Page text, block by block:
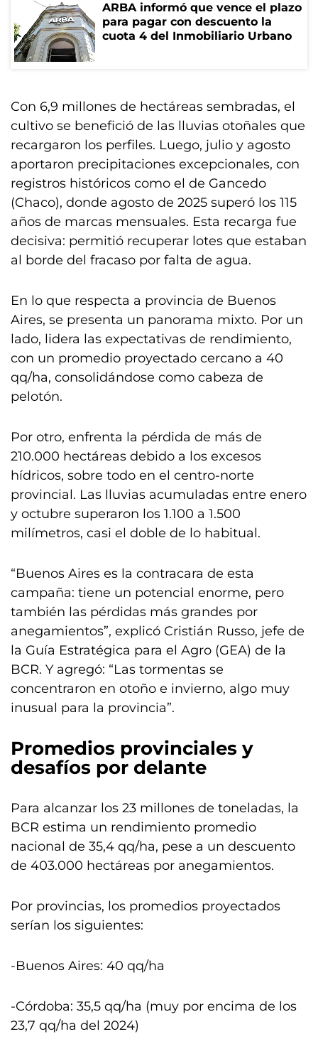
ARBA informó que vence el plazo
para pagar con descuento la
cuota 4 del Inmobiliario Urbano
Con 6,9 millones de hectáreas sembradas, el
cultivo se benefició de las lluvias otoñales que
recargaron los perfiles. Luego, julio y agosto
aportaron precipitaciones excepcionales, con
registros históricos como el de Gancedo
(Chaco), donde agosto de 2025 superó los 115
años de marcas mensuales. Esta recarga fue
decisiva: permitió recuperar lotes que estaban
al borde del fracaso por falta de agua.
En lo que respecta a provincia de Buenos
Aires, se presenta un panorama mixto. Por un
lado, lidera las expectativas de rendimiento,
con un promedio proyectado cercano a 40
qq/ha, consolidándose como cabeza de
pelotón.
Por otro, enfrenta la pérdida de más de
210.000 hectáreas debido a los excesos
hídricos, sobre todo en el centro-norte
provincial. Las lluvias acumuladas entre enero
y octubre superaron los 1.100 a 1.500
milímetros, casi el doble de lo habitual.
“Buenos Aires es la contracara de esta
campaña: tiene un potencial enorme, pero
también las pérdidas más grandes por
anegamientos”, explicó Cristián Russo, jefe de
la Guía Estratégica para el Agro (GEA) de la
BCR. Y agregó: “Las tormentas se
concentraron en otoño e invierno, algo muy
inusual para la provincia”.
Promedios provinciales y
desafíos por delante
Para alcanzar los 23 millones de toneladas, la
BCR estima un rendimiento promedio
nacional de 35,4 qq/ha, pese a un descuento
de 403.000 hectáreas por anegamientos.
Por provincias, los promedios proyectados
serían los siguientes:
-Buenos Aires: 40 qq/ha
-Córdoba: 35,5 qq/ha (muy por encima de los
23,7 qq/ha del 2024)